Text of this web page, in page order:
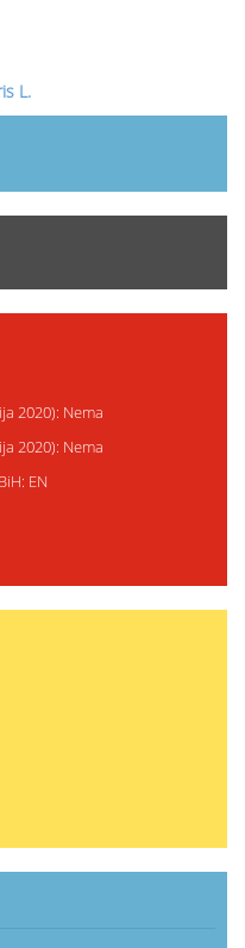
L.
2020): Nema
2020): Nema
EN